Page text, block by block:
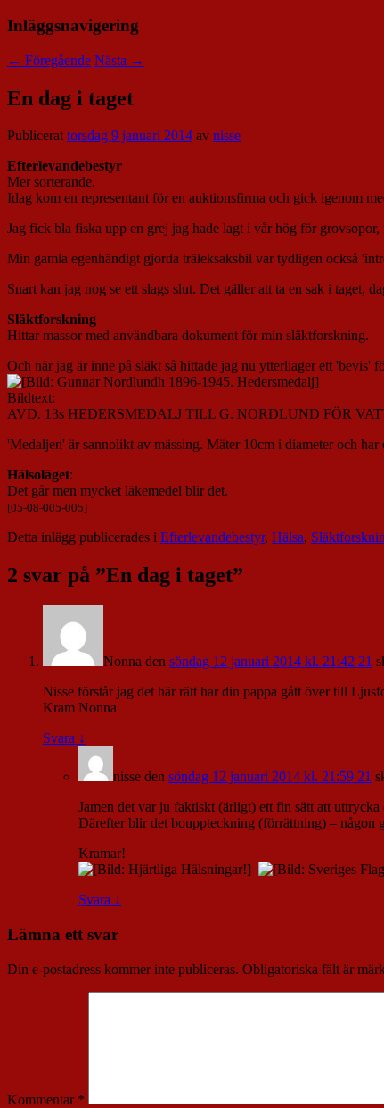
Inläggsnavigering
← Föregående Nästa →
En dag i taget
Publicerattorsdag 9 januari 2014 av nisse
Efterlevandebestyr
Mer sorterande.
Idag kom en representant för en auktionsfirma och gick igenom
Jag fick bla fiska upp en grej jag hade lagt i vår hög för
Min gamla egenhändigt gjorda träleksaksbil var tydligen också
Snart kan jag nog se ett slags slut. Det gäller att ta en sak i taget,
Släktforskning
Hittar massor med användbara dokument för min släktforskning.
Och när jag är inne på släkt så hittade jag nu ytterliager ett
Bildtext:
AVD. 13s HEDERSMEDALJ TILL G. NORDLUND FÖR
'Medaljen' är sannolikt av mässing. Mäter 10cm i diameter och har
Hälsoläget:
Det går men mycket läkemedel blir det.
[05-08-005-005]
Detta inlägg publicerades i Efterlevandebestyr, Hälsa,
2 svar på ”En dag i taget”
Nonna den söndag 12 januari 2014 kl. 21:42 21
Nisse förstår jag det här rätt har din pappa gått över till
Kram Nonna
Svara ↓
nisse den söndag 12 januari 2014 kl. 21:59 21
Jamen det var ju faktiskt (ärligt) ett fin sätt att
Därefter blir det bouppteckning (förrättning) – någon
Kramar!
Svara ↓
Lämna ett svar
Din e-postadress kommer inte publiceras. Obligatoriska fält är
Kommentar *